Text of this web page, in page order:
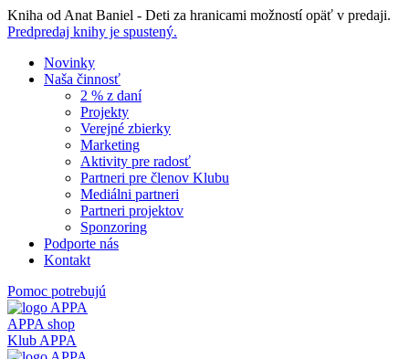
Skip
to
Kniha od Anat Baniel - Deti za hranicami možností opäť v predaji.
Predpredaj knihy je spustený.
Novinky
Naša činnosť
2 % z daní
Projekty
Verejné zbierky
Marketing
Aktivity pre radosť
Partneri pre členov Klubu
Mediálni partneri
Partneri projektov
Sponzoring
Podporte nás
Kontakt
Pomoc potrebujú
APPA shop
Klub APPA